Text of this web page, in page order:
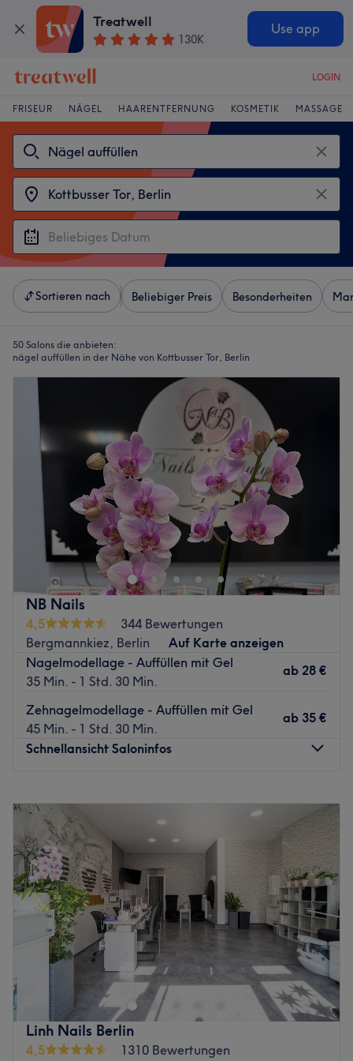
Treatwell
130K
Use app
LOGIN
FRISEUR NÄGEL HAARENTFERNUNG KOSMETIK MASSAGE
Sortieren nach Beliebiger Preis Besonderheiten
50 Salons die anbieten:
nägel auffüllen in der Nähe von Kottbusser Tor, Berlin
NB Nails
4,5
344 Bewertungen
Bergmannkiez, Berlin
Auf Karte anzeigen
Nagelmodellage - Auffüllen mit Gel
35 Min. - 1 Std. 30 Min.
ab 28 €
Zehnagelmodellage - Auffüllen mit Gel
45 Min. - 1 Std. 30 Min.
ab 35 €
Schnellansicht Saloninfos
Dienstag
09:30
Mittwoch
19:00
Donnerstag
09:30
19:00
Freitag
09:30 –19:00
Samstag
10:00
18:00
Sonntag
Geschlossen
Hast du Lust auf bunte, ausgefallene Fingernägel oder
doch lieber einen klassischen, natürlichen Look? So oder
so bei NB Nails in Berlin, Kreuzberg, werden deine
Wünsche wahr. Egal ob eine entspannende Maniküre,
hochwertige Nagelmodellagen oder Shellac — lehne dich
zurück und lass dich überzeugen. Zudem kannst du dich
hier auf tolle Wimpernbehandlungen und Permanent
Linh Nails Berlin
4,5
1310 Bewertungen